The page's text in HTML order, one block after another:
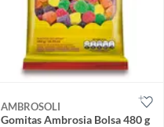
AMBROSOLI
Gomitas Ambrosia Bolsa 480 g